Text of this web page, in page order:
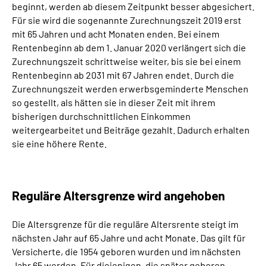
beginnt, werden ab diesem Zeitpunkt besser abgesichert.
Für sie wird die sogenannte Zurechnungszeit 2019 erst
mit 65 Jahren und acht Monaten enden. Bei einem
Rentenbeginn ab dem 1. Januar 2020 verlängert sich die
Zurechnungszeit schrittweise weiter, bis sie bei einem
Rentenbeginn ab 2031 mit 67 Jahren endet. Durch die
Zurechnungszeit werden erwerbsgeminderte Menschen
so gestellt, als hätten sie in dieser Zeit mit ihrem
bisherigen durchschnittlichen Einkommen
weitergearbeitet und Beiträge gezahlt. Dadurch erhalten
sie eine höhere Rente.
Reguläre Altersgrenze wird angehoben
Die Altersgrenze für die reguläre Altersrente steigt im
nächsten Jahr auf 65 Jahre und acht Monate. Das gilt für
Versicherte, die 1954 geboren wurden und im nächsten